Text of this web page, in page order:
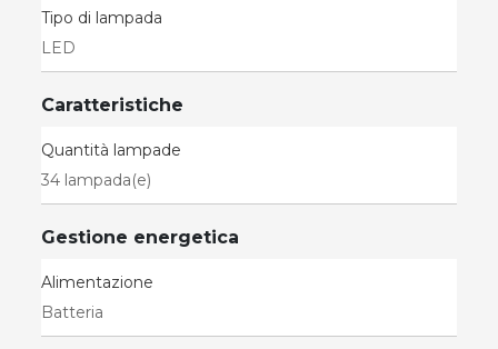
Tipo di lampada
LED
Caratteristiche
Quantità lampade
34 lampada(e)
Gestione energetica
Alimentazione
Batteria